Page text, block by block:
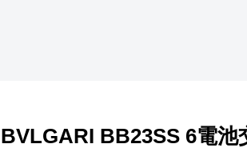
BVLGARI BB23SS 6電池